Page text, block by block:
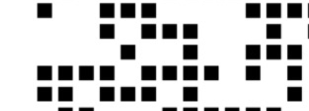
离，如果有人离
得很近，并且呆